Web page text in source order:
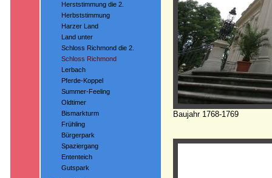
Herststimmung die 2.
Herbststimmung
Harzer Land
Land unter
Schloss Richmond die 2.
Schloss Richmond
Lerbach
Pferde-Koppel
Summer-Feeling
Oldtimer
Bismarkturm
Frühling
Bürgerpark
Spaziergang
Ententeich
Gutspark
Baujahr 1768-1769